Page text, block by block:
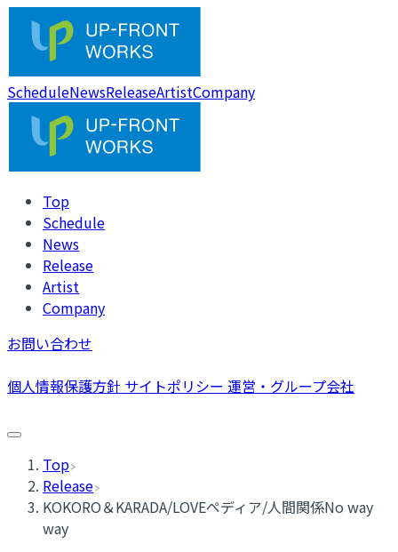
ScheduleNewsReleaseArtistCompany
Top
Schedule
News
Release
Artist
Company
お問い合わせ
個人情報保護方針 サイトポリシー 運営・グループ会社
Top
Release
KOKORO＆KARADA/LOVEペディア/人間関係No way
way